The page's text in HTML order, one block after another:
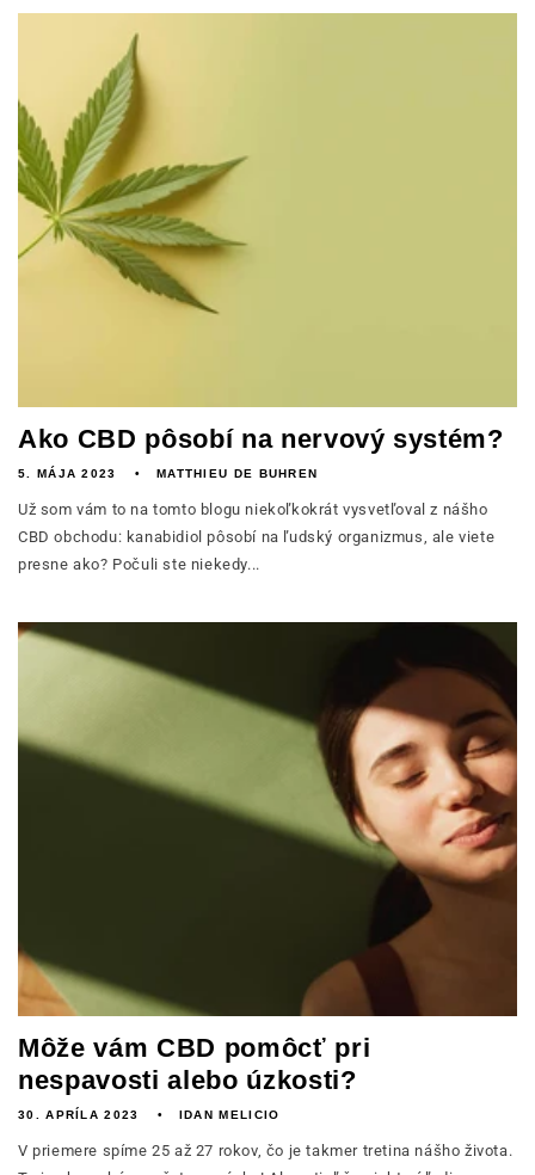
Ako CBD pôsobí na nervový systém?
5. MÁJA 2023 MATTHIEU DE BUHREN
Už som vám to na tomto blogu niekoľkokrát vysvetľoval z nášho
CBD obchodu: kanabidiol pôsobí na ľudský organizmus, ale viete
presne ako? Počuli ste niekedy...
Môže vám CBD pomôcť pri
nespavosti alebo úzkosti?
30. APRÍLA 2023 IDAN MELICIO
V priemere spíme 25 až 27 rokov, čo je takmer tretina nášho života.